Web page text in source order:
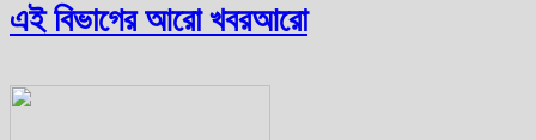
এই বিভাগের আরো খবরআরো